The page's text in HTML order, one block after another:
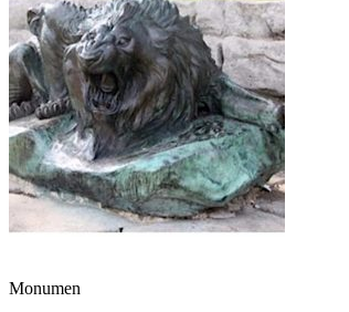
Monumen